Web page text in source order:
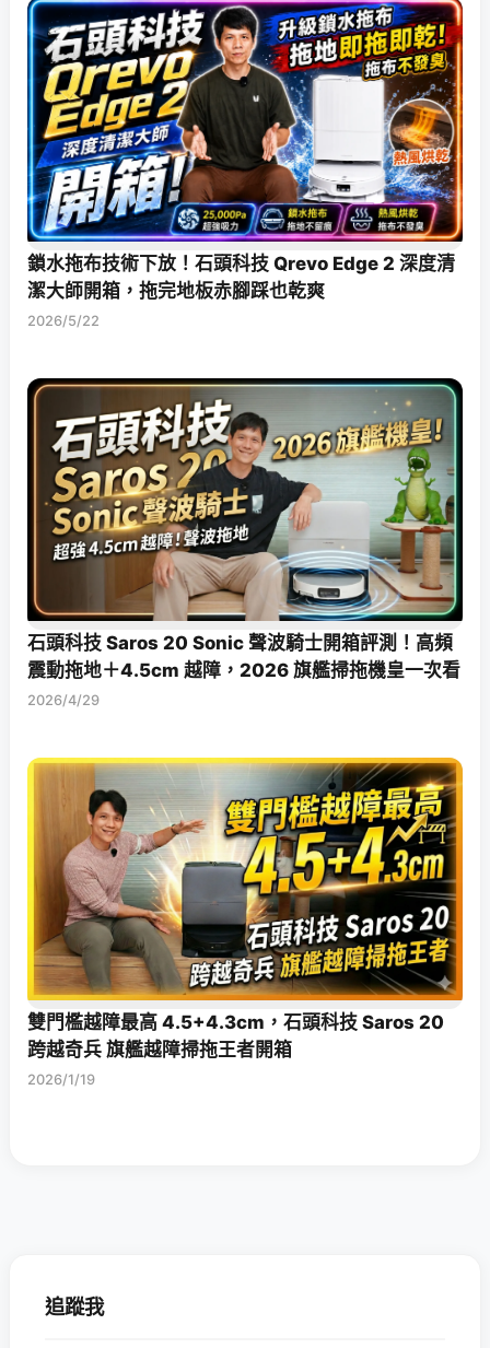
鎖水拖布技術下放！石頭科技 Qrevo Edge 2 深度清
潔大師開箱，拖完地板赤腳踩也乾爽
2026/5/22
石頭科技 Saros 20 Sonic 聲波騎士開箱評測！高頻
震動拖地＋4.5cm 越障，2026 旗艦掃拖機皇一次看
2026/4/29
雙門檻越障最高 4.5+4.3cm，石頭科技 Saros 20
跨越奇兵 旗艦越障掃拖王者開箱
2026/1/19
追蹤我